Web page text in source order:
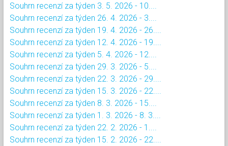
Souhrn recenzí za týden 3. 5. 2026 - 10....
Souhrn recenzí za týden 26. 4. 2026 - 3....
Souhrn recenzí za týden 19. 4. 2026 - 26....
Souhrn recenzí za týden 12. 4. 2026 - 19....
Souhrn recenzí za týden 5. 4. 2026 - 12....
Souhrn recenzí za týden 29. 3. 2026 - 5....
Souhrn recenzí za týden 22. 3. 2026 - 29....
Souhrn recenzí za týden 15. 3. 2026 - 22....
Souhrn recenzí za týden 8. 3. 2026 - 15....
Souhrn recenzí za týden 1. 3. 2026 - 8. 3....
Souhrn recenzí za týden 22. 2. 2026 - 1....
Souhrn recenzí za týden 15. 2. 2026 - 22....